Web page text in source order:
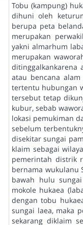
Tobu (kampung)
dihuni oleh
berupa peta
merupakan
yakni almarhum
merupakan
ditinggalkankarena
atau bencana
tertentu hubungan
tersebut tetap
kubur, sebab
lokasi pemukiman
sebelum
disekitar sungai
klaim sebagai
pemerintah distrik
bernama wukulanu
bawah hulu
mokole hukaea
dengan tobu
sungai laea, maka
sekarang diklaim